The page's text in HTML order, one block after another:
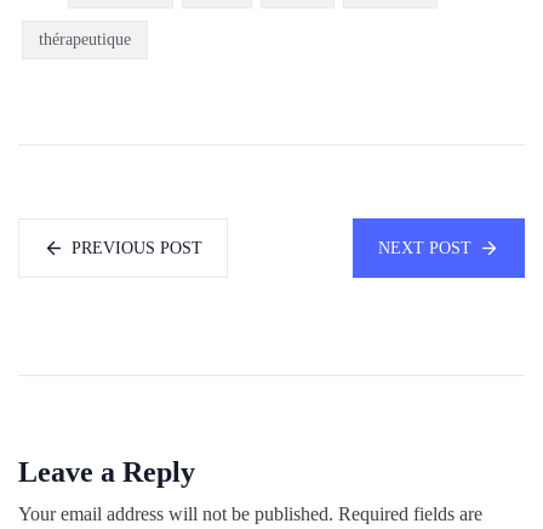
thérapeutique
PREVIOUS POST NEXT POST
Leave a Reply
Your email address will not be published. Required fields are